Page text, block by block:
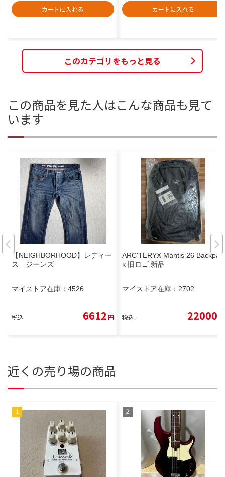
カートに入れる
カートに入れる
このカテゴリをもっと見る
この商品を見た人はこんな商品も見て
います
【NEIGHBORHOOD】レディー
ス ジーンズ
マイストア在庫： 4526
税込 6612円
ARC'TERYX Mantis 26 Backpac
k 旧ロゴ 新品
マイストア在庫： 2702
税込 22000
近くの売り場の商品